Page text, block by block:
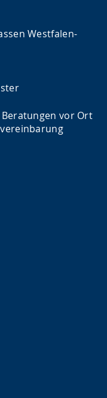
Westfalen-
vor Ort